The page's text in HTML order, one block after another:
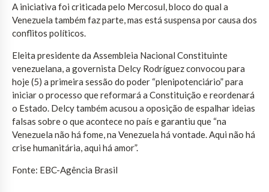
A iniciativa foi criticada pelo Mercosul, bloco do qual a
Venezuela também faz parte, mas está suspensa por causa dos
conflitos políticos.
Eleita presidente da Assembleia Nacional Constituinte
venezuelana, a governista Delcy Rodríguez convocou para
hoje (5) a primeira sessão do poder “plenipotenciário” para
iniciar o processo que reformará a Constituição e reordenará
o Estado. Delcy também acusou a oposição de espalhar ideias
falsas sobre o que acontece no país e garantiu que “na
Venezuela não há fome, na Venezuela há vontade. Aqui não há
crise humanitária, aqui há amor”.
Fonte: EBC-Agência Brasil